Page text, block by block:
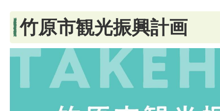
竹原市観光振興計画